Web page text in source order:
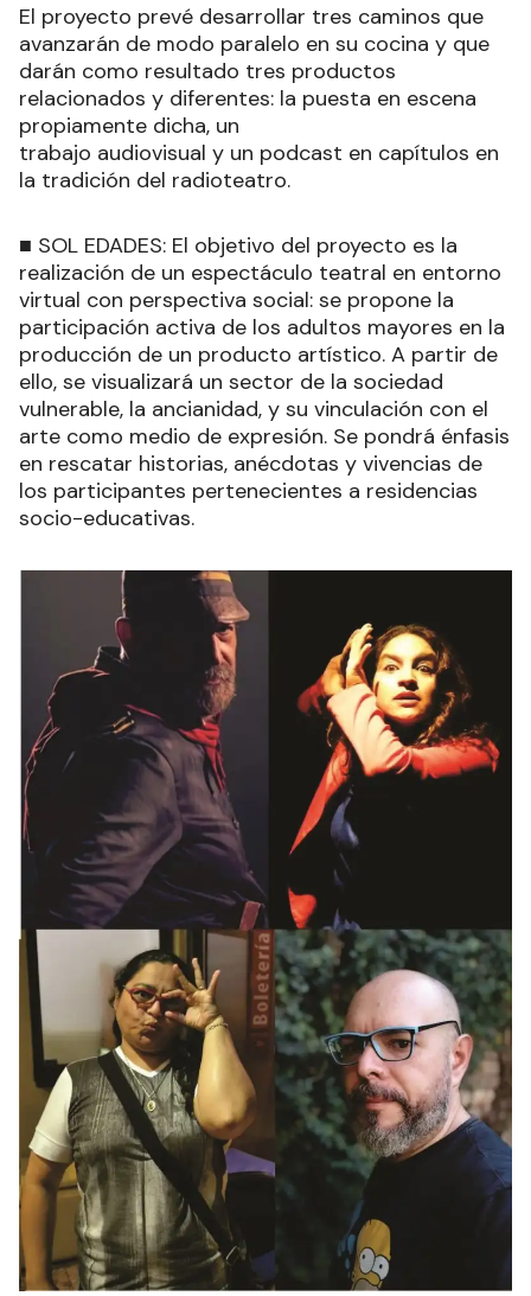
El proyecto prevé desarrollar tres caminos que
avanzarán de modo paralelo en su cocina y que
darán como resultado tres productos
relacionados y diferentes: la puesta en escena
propiamente dicha, un
trabajo audiovisual y un podcast en capítulos en
la tradición del radioteatro.
■ SOL EDADES: El objetivo del proyecto es la
realización de un espectáculo teatral en entorno
virtual con perspectiva social: se propone la
participación activa de los adultos mayores en la
producción de un producto artístico. A partir de
ello, se visualizará un sector de la sociedad
vulnerable, la ancianidad, y su vinculación con el
arte como medio de expresión. Se pondrá énfasis
en rescatar historias, anécdotas y vivencias de
los participantes pertenecientes a residencias
socio-educativas.